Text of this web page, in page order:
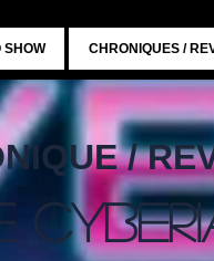
SHOW CHRONIQUES /
/